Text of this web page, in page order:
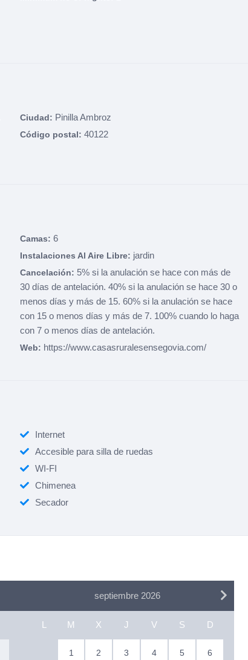
Ciudad: Pinilla Ambroz
Código postal: 40122
Camas: 6
Instalaciones Al Aire Libre: jardin
Cancelación: 5% si la anulación se hace con más de
30 días de antelación. 40% si la anulación se hace 30 o
menos días y más de 15. 60% si la anulación se hace
con 15 o menos días y más de 7. 100% cuando lo haga
con 7 o menos días de antelación.
Web: https://www.casasruralesensegovia.com/
Internet
Accesible para silla de ruedas
WI-FI
Chimenea
Secador
septiembre 2026
L M X J V S D
1 2 3 4 5 6